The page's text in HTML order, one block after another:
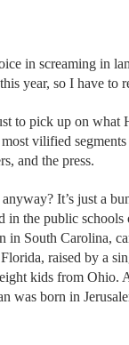
in screaming in
year, so I have to
to pick up on what
vilified
and the press.
It’s just a
in the public
in South Carolina,
raised by a
kids from Ohio.
was born in